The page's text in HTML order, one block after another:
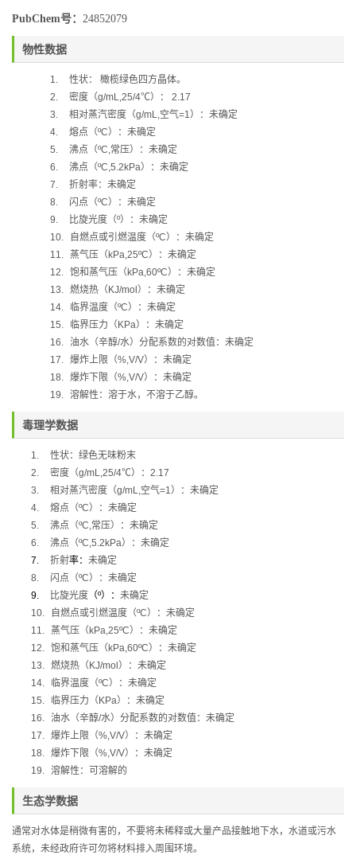
PubChem号： 24852079
物性数据
1. 性状：
橄榄绿色四方晶体。
2.
密度（g/mL,25/4℃）：
2.17
3.
相对蒸汽密度（g/mL,空气=1）：未确定
4.
熔点（ºC）：未确定
5.
沸点（ºC,常压）：未确定
6.
沸点（ºC,5.2kPa）：未确定
7.
折射率：未确定
8.
闪点（ºC）：未确定
9.
比旋光度（º）：未确定
10.
自燃点或引燃温度（ºC）：未确定
11.
蒸气压（ kPa,25ºC）：未确定
12. 饱和蒸气压（ kPa,60ºC）：未确定
13. 燃烧热（ KJ/mol ）：未确定
14.
临界温度（ºC）：未确定
15.
临界压力（ KPa）：未确定
16. 油水（辛醇/水）分配系数的对数值：未确定
17. 爆炸上限（%,V/V）：未确定
18. 爆炸下限（%,V/V）：未确定
19. 溶解性： 溶于水，不溶于乙醇。
毒理学数据
1.
性状：绿色无味粉末
2.
密度（g/mL,25/4℃）： 2.17
3.
相对蒸汽密度（g/mL,空气=1）：未确定
4.
熔点（ºC）：未确定
5.
沸点（ºC,常压）：未确定
6.
沸点（ºC,5.2kPa）：未确定
7.
折射率： 未确定
8.
闪点（ºC）：未确定
9.
比旋光度 （º）： 未确定
10.
自燃点或引燃温度（ºC）：未确定
11.
蒸气压（ kPa,25ºC）：未确定
12. 饱和蒸气压（ kPa,60ºC）：未确定
13. 燃烧热（ KJ/mol ）：未确定
14.
临界温度（ºC）：未确定
15.
临界压力（ KPa）：未确定
16. 油水（辛醇/水）分配系数的对数值：未确定
17. 爆炸上限（%,V/V）：未确定
18. 爆炸下限（%,V/V）：未确定
19. 溶解性：可溶解的
生态学数据
通常对水体是稍微有害的，不要将未稀释或大量产品接触地下水，水道或污水
系统，未经政府许可勿将材料排入周围环境。